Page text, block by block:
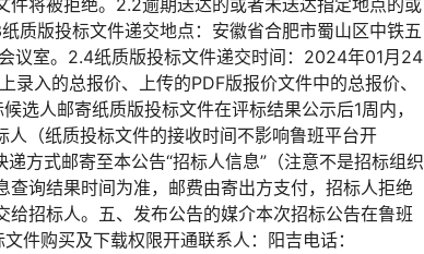
将被拒绝。2.2逾期送达的或者未送达指定地点的或
质版投标文件递交地点：安徽省合肥市蜀山区中铁五
议室。2.4纸质版投标文件递交时间：2024年01月24
入的总报价、上传的PDF版报价文件中的总报价、
选人邮寄纸质版投标文件在评标结果公示后1周内，
（纸质投标文件的接收时间不影响鲁班平台开
方式邮寄至本公告“招标人信息”（注意不是招标组织
询结果时间为准，邮费由寄出方支付，招标人拒绝
招标人。五、发布公告的媒介本次招标公告在鲁班
购买及下载权限开通联系人：阳吉电话：